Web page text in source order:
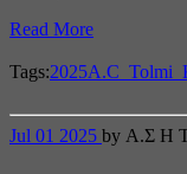
Read More
Tags:2025
Jul 01 2025 by Α.Σ Η